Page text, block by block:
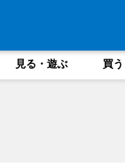
見る・遊ぶ 買う